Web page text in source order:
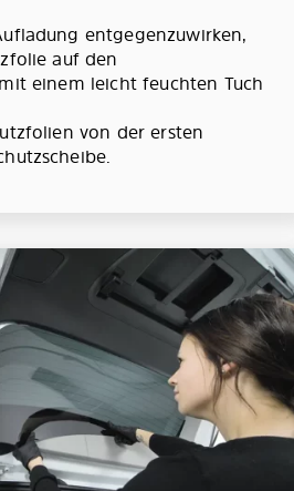
entgegenzuwirken,
auf den
einem leicht feuchten Tuch
von der ersten